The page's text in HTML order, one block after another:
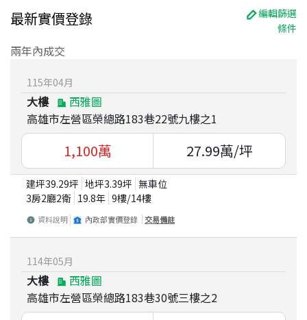
最新實價登錄
編輯篩選
條件
兩年內成交
115年04月
大樓
西雅圖
高雄市左營區榮總路183巷22號九樓之1
1,100萬 27.99萬/坪
建坪39.29坪 地坪3.39坪 無車位
3房2廳2衛 19.8年 9樓/14樓
資料說明 內政部實價登錄 交易備註
114年05月
大樓
西雅圖
高雄市左營區榮總路183巷30號三樓之2